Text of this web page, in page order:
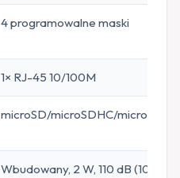
4 programowalne maski
1× RJ-45 10/100M
microSD/microSDHC/
Wbudowany, 2 W, 110 dB (10 cm)